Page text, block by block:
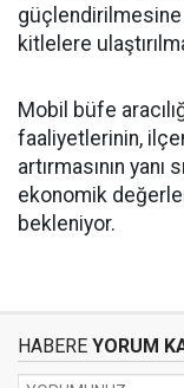
kitlelere
Mobil büfe
faaliyetlerinin,
artırmasının
ekonomik
bekleniyor.
HABERE YORUM